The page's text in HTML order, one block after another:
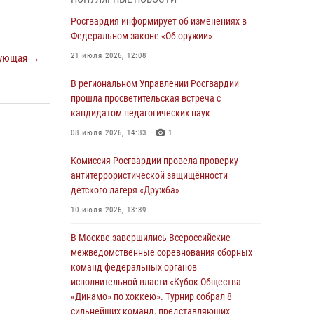
→
21 единицу оружия изъяли Псковские
Росгвардейцы принимают участие в
обеспечении общественной безопасности во
время празднования Дня ВДВ
За минувшие сутки Псковские росгвардейцы
выезжали два раза на улицу Труда
31 июля 2026, 13:53
В Санкт-Петербурге прошел окружной этап
ежегодного Всероссийского конкурса
профессионального мастерства среди
сотрудников вневедомственной охраны
Росгвардии, Псковские Росгвардейцы
одержали победу
Росгвардия информирует об изменениях в
Федеральном законе «Об оружии»
21 июля 2026, 12:08
В региональном Управлении Росгвардии
прошла просветительская встреча с
кандидатом педагогических наук
08 июля 2026, 14:33 1
Комиссия Росгвардии провела проверку
антитеррористической защищённости
детского лагеря «Дружба»
10 июля 2026, 13:39
В Москве завершились Всероссийские
межведомственные соревнования сборных
команд федеральных органов
исполнительной власти «Кубок Общества
«Динамо» по хоккею». Турнир собрал 8
сильнейших команд, представляющих